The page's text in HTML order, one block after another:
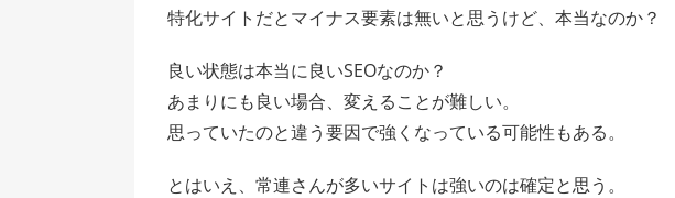
特化サイトだとマイナス要素は無いと思うけど、本当なのか？
良い状態は本当に良いSEOなのか？
あまりにも良い場合、変えることが難しい。
思っていたのと違う要因で強くなっている可能性もある。
とはいえ、常連さんが多いサイトは強いのは確定と思う。